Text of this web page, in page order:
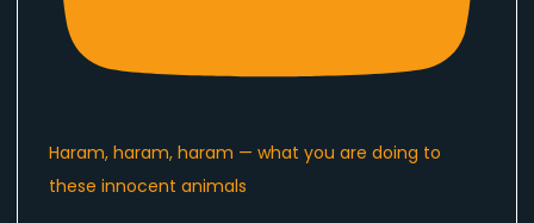
Haram, haram, haram — what you are doing to
these innocent animals